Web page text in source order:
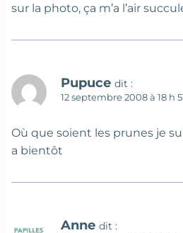
sur la photo, ça m’a l’air
Pupuce dit :
12 septembre 2008 à 18 h
Où que soient les prunes je
a bientôt
Anne dit :